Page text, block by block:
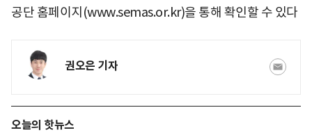
공단 홈페이지(www.semas.or.kr)을 통해 확인할 수 있다
권오은 기자
오늘의 핫뉴스